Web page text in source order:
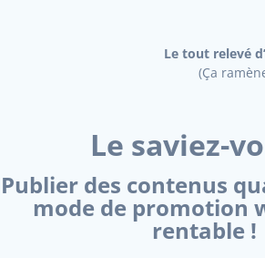
Le tout relevé
(Ça
Le saviez-
Publier des contenus
mode de promotion
rentable !